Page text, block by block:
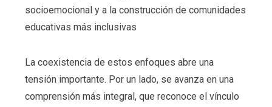
socioemocional y a la construcción de comunidades
educativas más inclusivas
La coexistencia de estos enfoques abre una
tensión importante. Por un lado, se avanza en una
comprensión más integral, que reconoce el vínculo